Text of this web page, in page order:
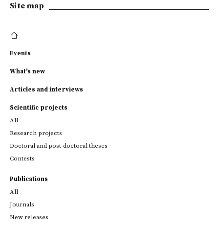
Site map
Events
What's new
Articles and interviews
Scientific projects
All
Research projects
Doctoral and post-doctoral theses
Contests
Publications
All
Journals
New releases